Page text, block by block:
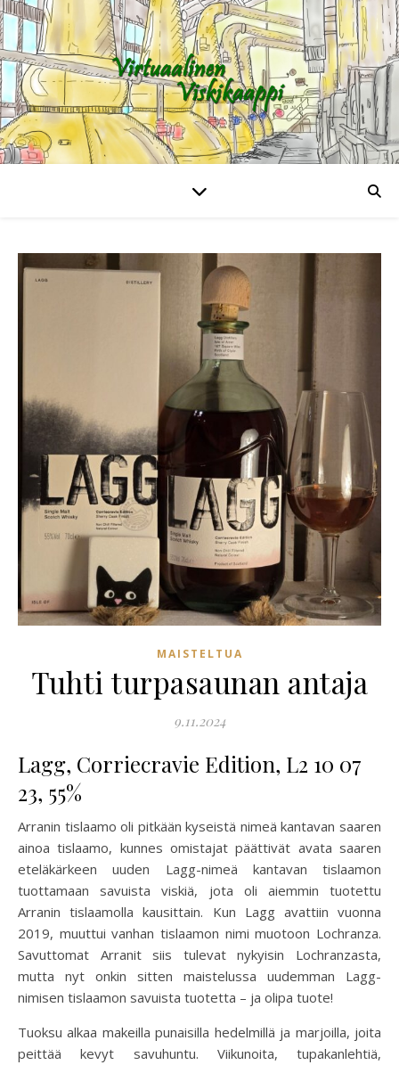
MAISTELTUA
Tuhti turpasaunan antaja
9.11.2024
Lagg, Corriecravie Edition, L2 10 07
23, 55%
Arranin tislaamo oli pitkään kyseistä nimeä kantavan saaren
ainoa tislaamo, kunnes omistajat päättivät avata saaren
eteläkärkeen uuden Lagg-nimeä kantavan tislaamon
tuottamaan savuista viskiä, jota oli aiemmin tuotettu
Arranin tislaamolla kausittain. Kun Lagg avattiin vuonna
2019, muuttui vanhan tislaamon nimi muotoon Lochranza.
Savuttomat Arranit siis tulevat nykyisin Lochranzasta,
mutta nyt onkin sitten maistelussa uudemman Lagg-
nimisen tislaamon savuista tuotetta – ja olipa tuote!
Tuoksu alkaa makeilla punaisilla hedelmillä ja marjoilla, joita
peittää kevyt savuhuntu. Viikunoita, tupakanlehtiä,